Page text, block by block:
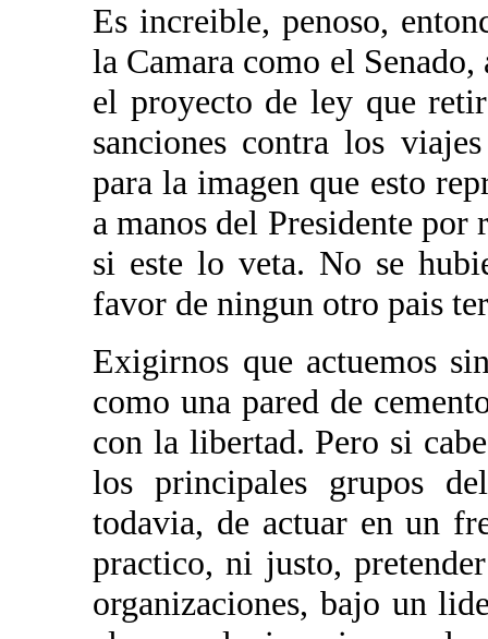
Es increible, penoso,
la Camara como el
el proyecto de ley que
sanciones contra los
para la imagen que esto
a manos del Presidente
si este lo veta. No se
favor de ningun otro pais
Exigirnos que actuemos
como una pared de
con la libertad. Pero si
los principales grupos
todavia, de actuar en un
practico, ni justo,
organizaciones, bajo un